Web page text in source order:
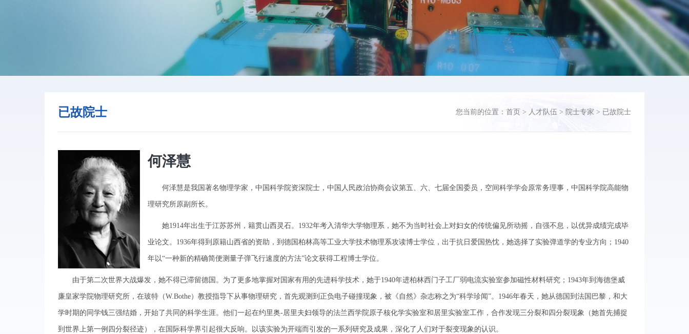
已故院士 您当前的位置： 首页 > 人才队伍 > 院士专家 > 已故院士
何泽慧
何泽慧是我国著名物理学家，中国科学院资深院士，中国人民政治协商会议第五、六、七届全国委员，空间科学学会原常务理事，中国科学院高能物
理研究所原副所长。
她1914年出生于江苏苏州，籍贯山西灵石。1932年考入清华大学物理系，她不为当时社会上对妇女的传统偏见所动摇，自强不息，以优异成绩完成毕
业论文。1936年得到原籍山西省的资助，到德国柏林高等工业大学技术物理系攻读博士学位，出于抗日爱国热忱，她选择了实验弹道学的专业方向；1940
年以“一种新的精确简便测量子弹飞行速度的方法”论文获得工程博士学位。
由于第二次世界大战爆发，她不得已滞留德国。为了更多地掌握对国家有用的先进科学技术，她于1940年进柏林西门子工厂弱电流实验室参加磁性材料研究；1943年到海德堡威
廉皇家学院物理研究所，在玻特（W.Bothe）教授指导下从事物理研究，首先观测到正负电子碰撞现象，被《自然》杂志称之为“科学珍闻”。1946年春天，她从德国到法国巴黎，和大
学时期的同学钱三强结婚，开始了共同的科学生涯。他们一起在约里奥-居里夫妇领导的法兰西学院原子核化学实验室和居里实验室工作，合作发现三分裂和四分裂现象（她首先捕捉
到世界上第一例四分裂径迹），在国际科学界引起很大反响。以该实验为开端而引发的一系列研究及成果，深化了人们对于裂变现象的认识。